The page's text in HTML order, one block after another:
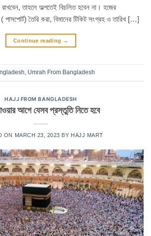
রাখবেন, তাহলে অল্পতেই বিচলিত হবেন না। হজের
পাসপোর্ট) তৈরি করা, বিমানের টিকিট সংগ্রহ ও তারিখ […]
Continue reading →
, Umrah From Bangladesh
HAJJ FROM BANGLADESH
আগে যেসব প্রস্তুতি নিতে হবে
ON MARCH 23, 2023 BY HAJJ MART